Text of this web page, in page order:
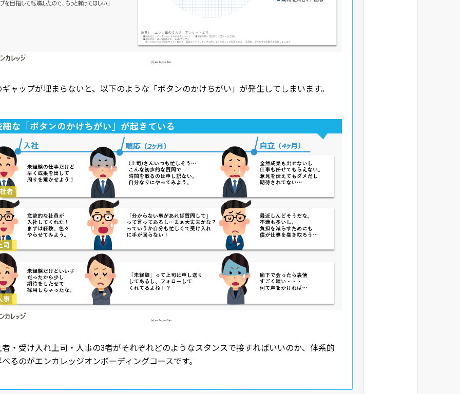
ャップが埋まらないと、以下のような「ボタンのかけちがい」が発生してしまいます。
者・受け入れ上司・人事の3者がそれぞれどのようなスタンスで接すればいいのか、体系的
るのがエンカレッジオンボーディングコースです。